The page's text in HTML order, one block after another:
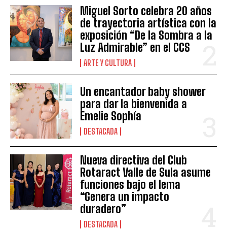
Miguel Sorto celebra 20 años
de trayectoria artística con la
exposición “De la Sombra a la
Luz Admirable” en el CCS
ARTE Y CULTURA
Un encantador baby shower
para dar la bienvenida a
Emelie Sophía
DESTACADA
Nueva directiva del Club
Rotaract Valle de Sula asume
funciones bajo el lema
“Genera un impacto
duradero”
DESTACADA